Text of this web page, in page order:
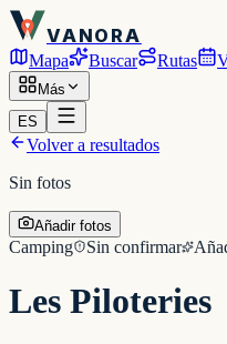
VANORA
Mapa Buscar Rutas
Más
ES
Volver a resultados
Sin fotos
Añadir fotos
Camping Sin confirmar
Les Piloteries